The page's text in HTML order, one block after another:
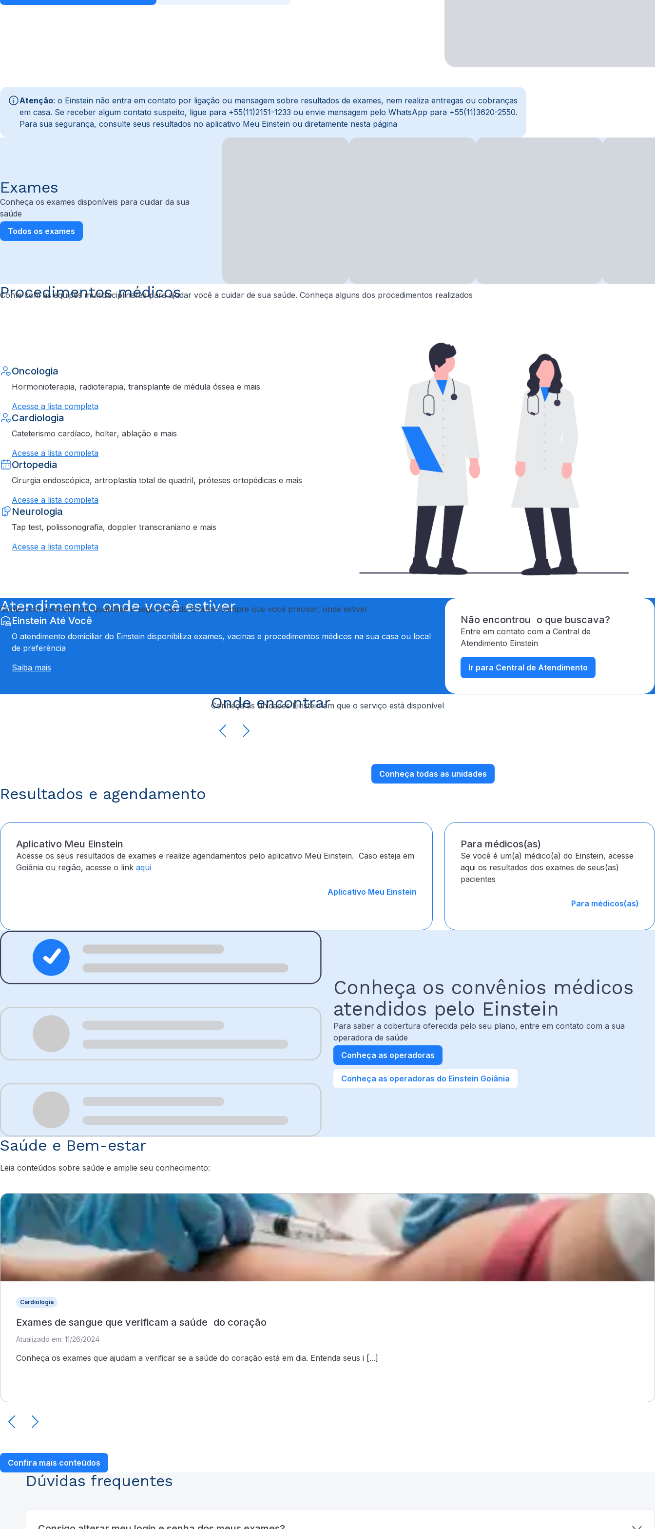
Atenção: o Einstein não entra em contato por ligação ou mensagem sobre resultados de exames, nem realiza entregas ou cobranças
em casa. Se receber algum contato suspeito, ligue para +55(11)2151-1233 ou envie mensagem pelo WhatsApp para +55(11)3620-2550.
Para sua segurança, consulte seus resultados no aplicativo Meu Einstein ou diretamente nesta página
Exames
Conheça os exames disponíveis para cuidar da sua
saúde
Todos os exames
Procedimentos médicos
Conte com as equipes multidisciplinares para ajudar você a cuidar de sua saúde. Conheça alguns dos procedimentos realizados
Oncologia
Hormonioterapia, radioterapia, transplante de médula óssea e mais
Acesse a lista completa
Cardiologia
Cateterismo cardíaco, holter, ablação e mais
Acesse a lista completa
Ortopedia
Cirurgia endoscópica, artroplastia total de quadril, próteses ortopédicas e mais
Acesse a lista completa
Neurologia
Tap test, polissonografia, doppler transcraniano e mais
Acesse a lista completa
Atendimento onde você estiver
Conte com a excelência, qualidade e segurança do Einstein sempre que você precisar, onde estiver
Einstein Até Você
O atendimento domiciliar do Einstein disponibiliza exames, vacinas e procedimentos médicos na sua casa ou local
de preferência
Saiba mais
Não encontrou o que buscava?
Entre em contato com a Central de
Atendimento Einstein
Ir para Central de Atendimento
Onde encontrar
Conheça as unidades Einstein em que o serviço está disponível
Conheça todas as unidades
Resultados e agendamento
Aplicativo Meu Einstein
Acesse os seus resultados de exames e realize agendamentos pelo aplicativo Meu Einstein. Caso esteja em
Goiânia ou região, acesse o link aqui
Aplicativo Meu Einstein
Para médicos(as)
Se você é um(a) médico(a) do Einstein, acesse
aqui os resultados dos exames de seus(as)
pacientes
Para médicos(as)
Conheça os convênios médicos
atendidos pelo Einstein
Para saber a cobertura oferecida pelo seu plano, entre em contato com a sua
operadora de saúde
Conheça as operadoras
Conheça as operadoras do Einstein Goiânia
Saúde e Bem-estar
Leia conteúdos sobre saúde e amplie seu conhecimento:
Cardiologia
Exames de sangue que verificam a saúde do coração
Atualizado em: 11/26/2024
Conheça os exames que ajudam a verificar se a saúde do coração está em dia. Entenda seus i [...]
Confira mais conteúdos
Dúvidas frequentes